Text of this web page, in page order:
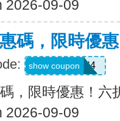
2026-09-09
碼，限時優
HFNH4
show coupon
，限時優惠！六
2026-09-09